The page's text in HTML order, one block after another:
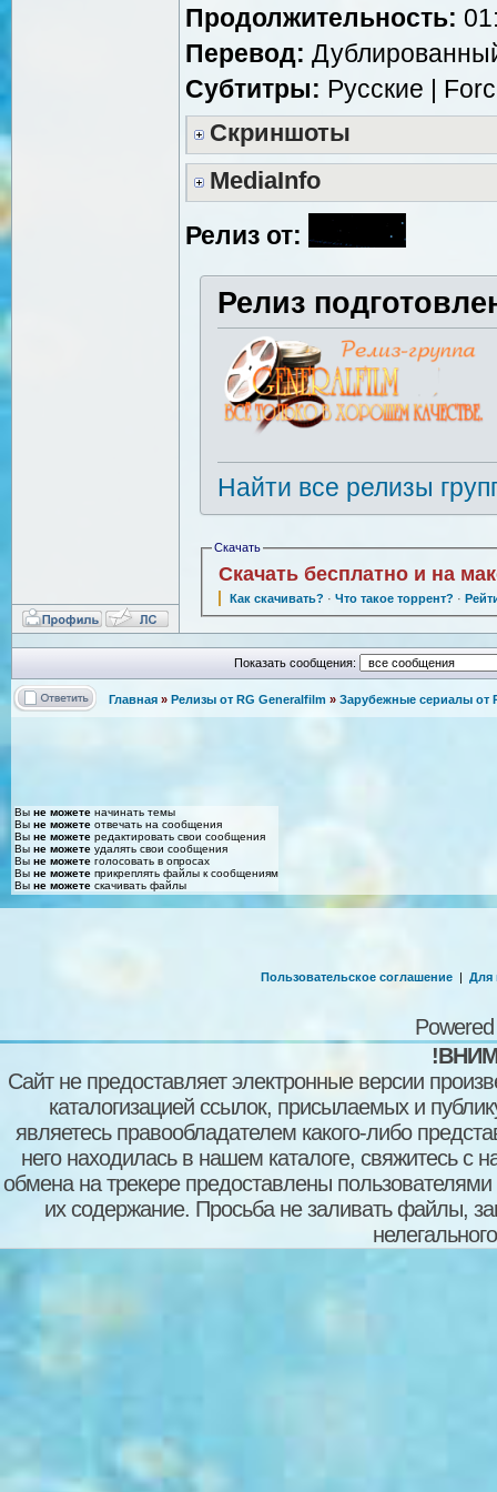
Продолжительность:
Перевод:
Субтитры: Русские |
Скриншоты
MediaInfo
Релиз от:
Релиз
Найти все релизы
Скачать
Скачать бесплатно и на
Как скачивать? · Что такое торрент? ·
Показать сообщения:
Главная » Релизы от RG Generalfilm » Зарубежные сериалы от
Вы не можете начинать темы
Вы не можете отвечать на сообщения
Вы не можете редактировать свои сообщения
Вы не можете удалять свои сообщения
Вы не можете голосовать в опросах
Вы не можете прикреплять файлы к сообщениям
Вы не можете скачивать файлы
Пользовательское соглашение | Для
Сайт не предоставляет электронные версии
каталогизацией ссылок, присылаемых и
являетесь правообладателем какого-либо
него находилась в нашем каталоге, свяжитесь
обмена на трекере предоставлены пользователями
их содержание. Просьба не заливать файлы,